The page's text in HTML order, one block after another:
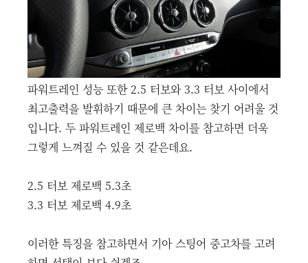
파워트레인 성능 또한 2.5 터보와 3.3 터보 사이에서
최고출력을 발휘하기 때문에 큰 차이는 찾기 어려울 것
입니다. 두 파워트레인 제로백 차이를 참고하면 더욱
그렇게 느껴질 수 있을 것 같은데요.
2.5 터보 제로백 5.3초
3.3 터보 제로백 4.9초
이러한 특징을 참고하면서 기아 스팅어 중고차를 고려